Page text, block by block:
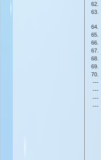
62.
63.
64.
65.
66.
67.
68.
69.
70.
---
---
---
---